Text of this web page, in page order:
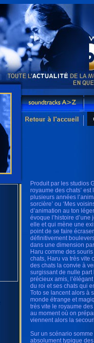
Produit par les studios
royaume des chats’
plusieurs années
sorcière’ ou ‘Mes
d’animation au ton
évoque l’histoire
elle et qui mène une
point de se faire
définitivement
dans une dimension
Haru comme des
chats, Haru va très vite
des chats la convie à
surgissant de nulle
précieux amis,
du roi et ses chats qui
Toto se lancent alors à
monde étrange et
très vite le royaume
au moment où on
viennent alors la
Sur un scénario
absolument typique